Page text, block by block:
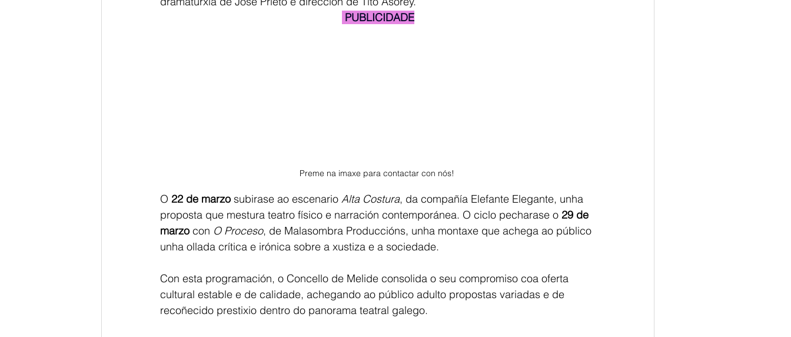
PUBLICIDADE
Preme na imaxe para contactar con nós!
O 22 de marzo subirase ao escenario Alta Costura, da compañía Elefante Elegante, unha
proposta que mestura teatro físico e narración contemporánea. O ciclo pecharase o 29 de
marzo con O Proceso, de Malasombra Produccións, unha montaxe que achega ao público
unha ollada crítica e irónica sobre a xustiza e a sociedade.
Con esta programación, o Concello de Melide consolida o seu compromiso coa oferta
cultural estable e de calidade, achegando ao público adulto propostas variadas e de
recoñecido prestixio dentro do panorama teatral galego.